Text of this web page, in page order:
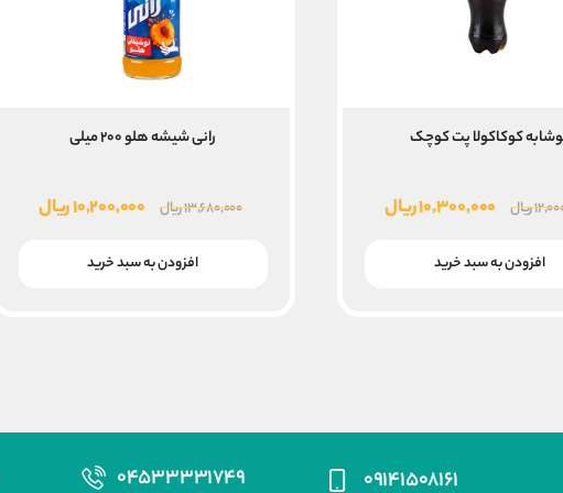
کوکاکولا پت کوچک
ریال
قیمت
۱۰,۳۰۰,۰۰۰ریالقیمت
افزودن به سبد خرید
رانی شیشه هلو ۲۰۰ میلی
۱۳,۶۸۰,۰۰۰ریال
قیمت
۱۰,۲۰۰,۰۰۰ریالقیمت
افزودن به سبد خرید
۰۹۱۴۱۵۰۸۱۶۱ ۰۴۵۳۳۳۳۱۷۴۹